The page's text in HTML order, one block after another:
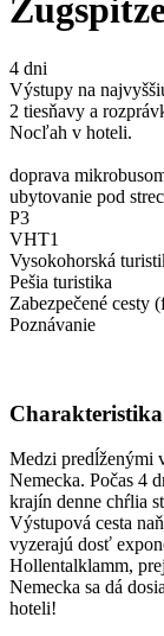
4 dni
Výstupy na
2 tiesňavy a
Nocľah v hoteli.
doprava
ubytovanie pod
P3
VHT1
Vysokohorská
Pešia turistika
Zabezpečené cesty
Poznávanie
Charakteristika
Medzi predĺženými
Nemecka. Počas 4
krajín denne chŕlia
Výstupová cesta
vyzerajú dosť
Hollentalklamm,
Nemecka sa dá
hoteli!